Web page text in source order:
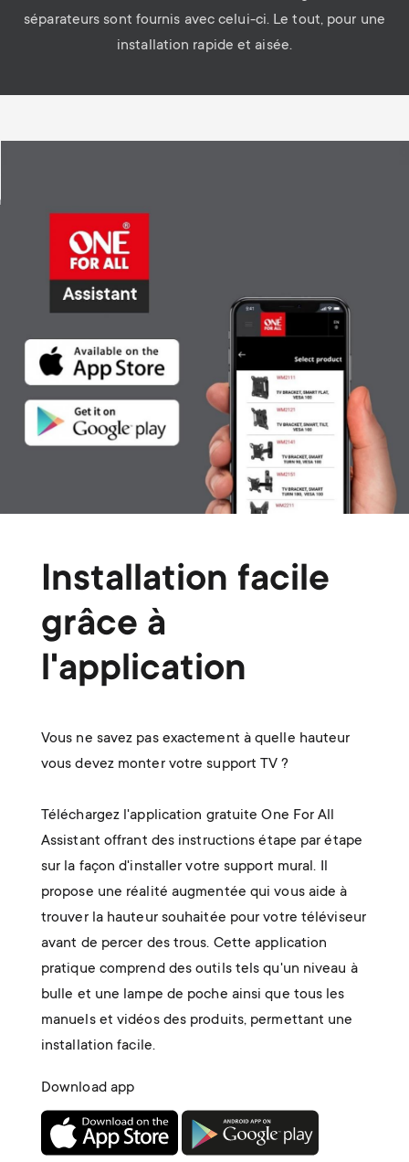
séparateurs sont fournis avec celui-ci. Le tout, pour une
installation rapide et aisée.
Installation facile
grâce à
l'application
Vous ne savez pas exactement à quelle hauteur
vous devez monter votre support TV ?
Téléchargez l'application gratuite One For All
Assistant offrant des instructions étape par étape
sur la façon d'installer votre support mural. Il
propose une réalité augmentée qui vous aide à
trouver la hauteur souhaitée pour votre téléviseur
avant de percer des trous. Cette application
pratique comprend des outils tels qu'un niveau à
bulle et une lampe de poche ainsi que tous les
manuels et vidéos des produits, permettant une
installation facile.
Download app